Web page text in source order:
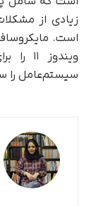
زیادی از
است.
سیستم‌عامل را